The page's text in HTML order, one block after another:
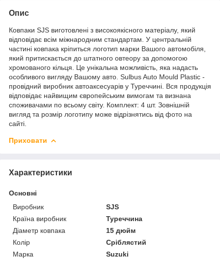
Опис
Ковпаки SJS виготовлені з високоякісного матеріалу, який
відповідає всім міжнародним стандартам. У центральній
частині ковпака кріпиться логотип марки Вашого автомобіля,
який притискається до штатного овтеору за допомогою
хромованого кільця. Це унікальна можливість, яка надасть
особливого вигляду Вашому авто. Sulbus Auto Mould Plastic -
провідний виробник автоаксесуарів у Туреччині. Вся продукція
відповідає найвищим європейським вимогам та визнана
споживачами по всьому світу. Комплект: 4 шт. Зовнішній
вигляд та розмір логотипу може відрізнятись від фото на
сайті.
Приховати
Характеристики
Основні
Виробник
SJS
Країна виробник
Туреччина
Діаметр ковпака
15 дюйм
Колір
Сріблястий
Марка
Suzuki